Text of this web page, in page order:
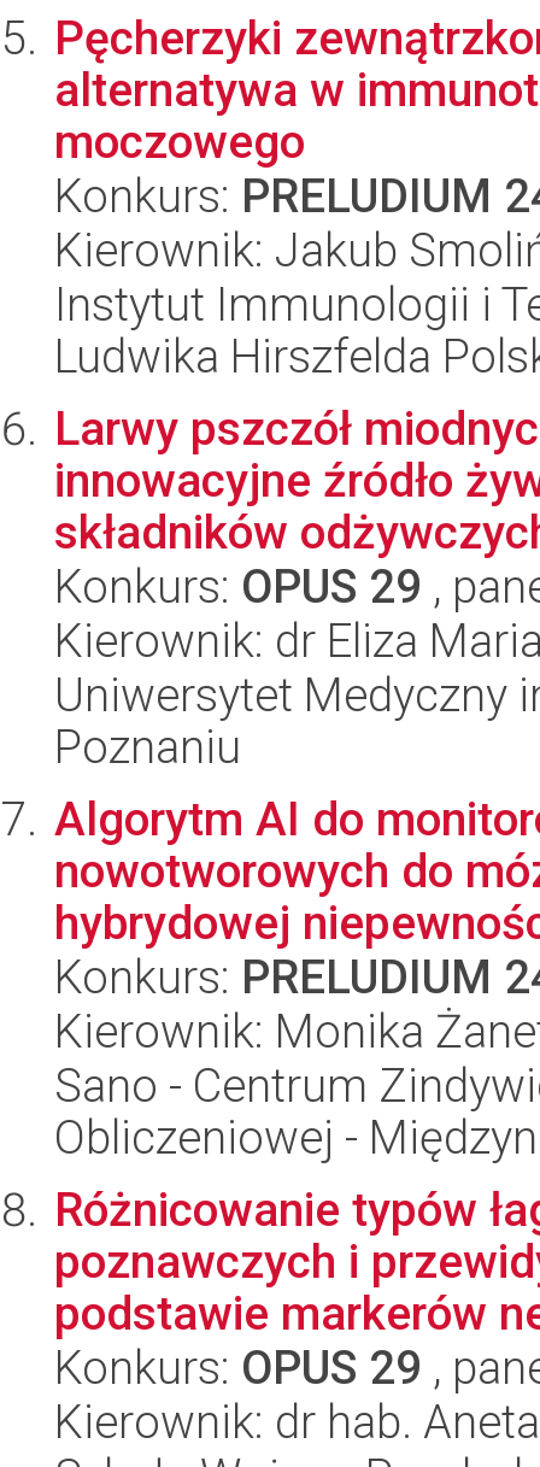
Pęcherzyki
alternatywa w
moczowego
Konkurs: PRELUDIUM
Kierownik: Jakub
Instytut Immunologii i
Ludwika Hirszfelda
Larwy pszczół
innowacyjne źródło
składników
Konkurs: OPUS 29 ,
Kierownik: dr Eliza
Uniwersytet Medyczny
Poznaniu
Algorytm AI do
nowotworowych do
hybrydowej
Konkurs: PRELUDIUM
Kierownik: Monika
Sano - Centrum
Obliczeniowej -
Różnicowanie typów
poznawczych i
podstawie markerów
Konkurs: OPUS 29 ,
Kierownik: dr hab.